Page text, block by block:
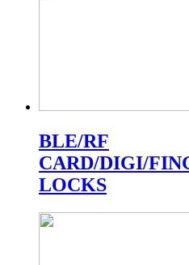
BLE/RF
CARD/DIGI/
LOCKS